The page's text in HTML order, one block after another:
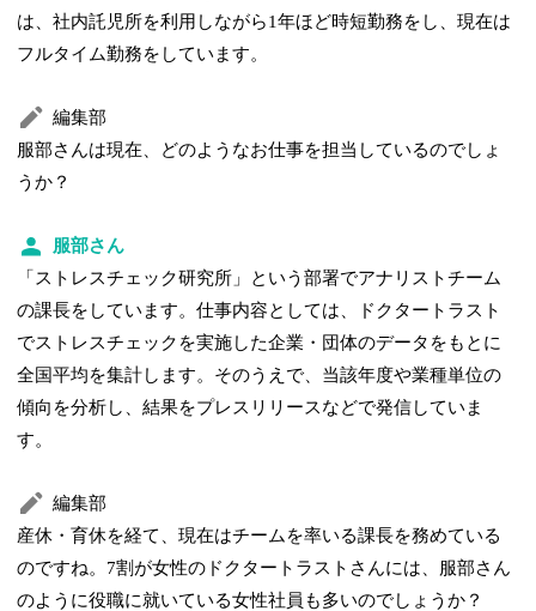
は、社内託児所を利用しながら1年ほど時短勤務をし、現在は
フルタイム勤務をしています。
編集部
服部さんは現在、どのようなお仕事を担当しているのでしょ
うか？
服部さん
「ストレスチェック研究所」という部署でアナリストチーム
の課長をしています。仕事内容としては、ドクタートラスト
でストレスチェックを実施した企業・団体のデータをもとに
全国平均を集計します。そのうえで、当該年度や業種単位の
傾向を分析し、結果をプレスリリースなどで発信していま
す。
編集部
産休・育休を経て、現在はチームを率いる課長を務めている
のですね。7割が女性のドクタートラストさんには、服部さん
のように役職に就いている女性社員も多いのでしょうか？